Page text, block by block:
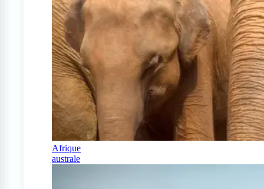
Afrique
australe